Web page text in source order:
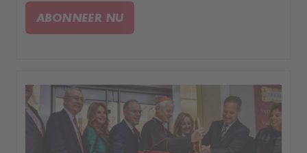
Egypte, waar plunderen een manier van leven is.
ABONNEER NU